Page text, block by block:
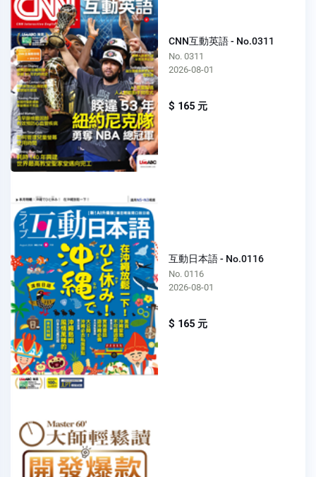
CNN互動英語 - No.0311
No. 0311
2026-08-01
$ 165 元
互動日本語 - No.0116
No. 0116
2026-08-01
$ 165 元